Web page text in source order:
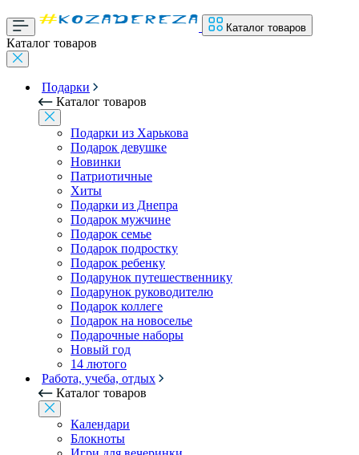
Каталог товаров
Каталог товаров
Подарки
Каталог товаров
Подарки из Харькова
Подарок девушке
Новинки
Патриотичные
Хиты
Подарки из Днепра
Подарок мужчине
Подарок семье
Подарок подростку
Подарок ребенку
Подарунок путешественнику
Подарунок руководителю
Подарок коллеге
Подарок на новоселье
Подарочные наборы
Новый год
14 лютого
Работа, учеба, отдых
Каталог товаров
Календари
Блокноты